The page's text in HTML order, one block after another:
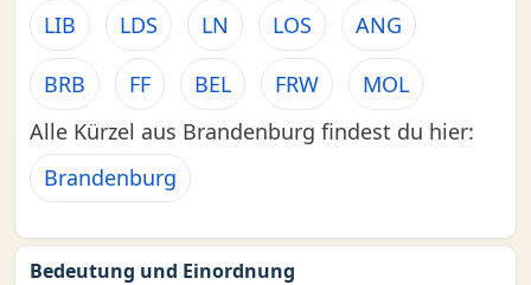
LIB LDS LN LOS ANG
BRB FF BEL FRW
MOL
Alle Kürzel aus Brandenburg findest du hier:
Brandenburg
Bedeutung und Einordnung